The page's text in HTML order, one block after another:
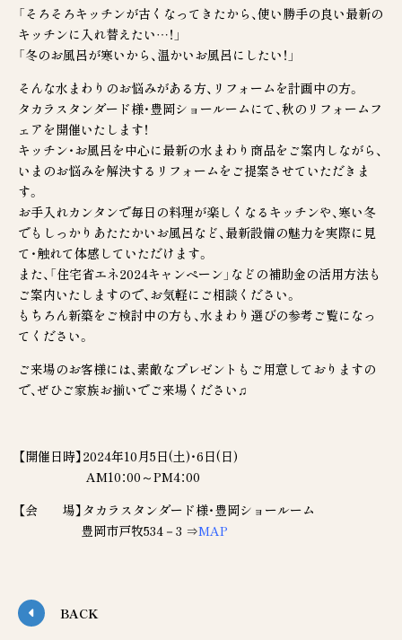
分譲地
施工事例
モデルハウス
お客様の声
会社案内
お知らせ
お問合せ
0120-70-3455
受付時間 9:00～17:00（土・日・祝日定休日）
「そろそろキッチンが古くなってきたから、使い勝手の良い最新の
キッチンに入れ替えたい…！」
「冬のお風呂が寒いから、温かいお風呂にしたい！」
そんな水まわりのお悩みがある方、リフォームを計画中の方。
タカラスタンダード様・豊岡ショールームにて、秋のリフォームフ
ェアを開催いたします！
キッチン・お風呂を中心に最新の水まわり商品をご案内しながら、
いまのお悩みを解決するリフォームをご提案させていただきま
す。
お手入れカンタンで毎日の料理が楽しくなるキッチンや、寒い冬
でもしっかりあたたかいお風呂など、最新設備の魅力を実際に見
て・触れて体感していただけます。
また、「住宅省エネ2024キャンペーン」などの補助金の活用方法も
ご案内いたしますので、お気軽にご相談ください。
もちろん新築をご検討中の方も、水まわり選びの参考ご覧になっ
てください。
ご来場のお客様には、素敵なプレゼントもご用意しておりますの
で、ぜひご家族お揃いでご来場ください♫
【開催日時】2024年10月5日(土)・6日(日)
AM10：00～PM4：00
【会 場】タカラスタンダード様・豊岡ショールーム
豊岡市戸牧534－3 ⇒MAP
BACK